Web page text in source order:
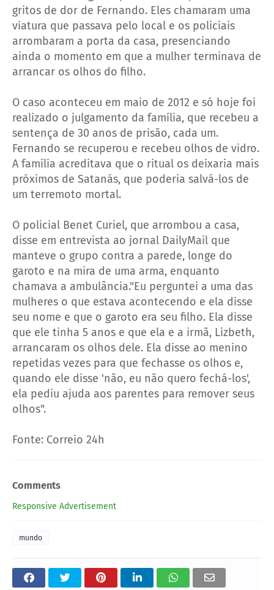
gritos de dor de Fernando. Eles chamaram uma
viatura que passava pelo local e os policiais
arrombaram a porta da casa, presenciando
ainda o momento em que a mulher terminava de
arrancar os olhos do filho.
O caso aconteceu em maio de 2012 e só hoje foi
realizado o julgamento da família, que recebeu a
sentença de 30 anos de prisão, cada um.
Fernando se recuperou e recebeu olhos de vidro.
A família acreditava que o ritual os deixaria mais
próximos de Satanás, que poderia salvá-los de
um terremoto mortal.
O policial Benet Curiel, que arrombou a casa,
disse em entrevista ao jornal DailyMail que
manteve o grupo contra a parede, longe do
garoto e na mira de uma arma, enquanto
chamava a ambulância."Eu perguntei a uma das
mulheres o que estava acontecendo e ela disse
seu nome e que o garoto era seu filho. Ela disse
que ele tinha 5 anos e que ela e a irmã, Lizbeth,
arrancaram os olhos dele. Ela disse ao menino
repetidas vezes para que fechasse os olhos e,
quando ele disse 'não, eu não quero fechá-los',
ela pediu ajuda aos parentes para remover seus
olhos".
Fonte: Correio 24h
Comments
Responsive Advertisement
mundo